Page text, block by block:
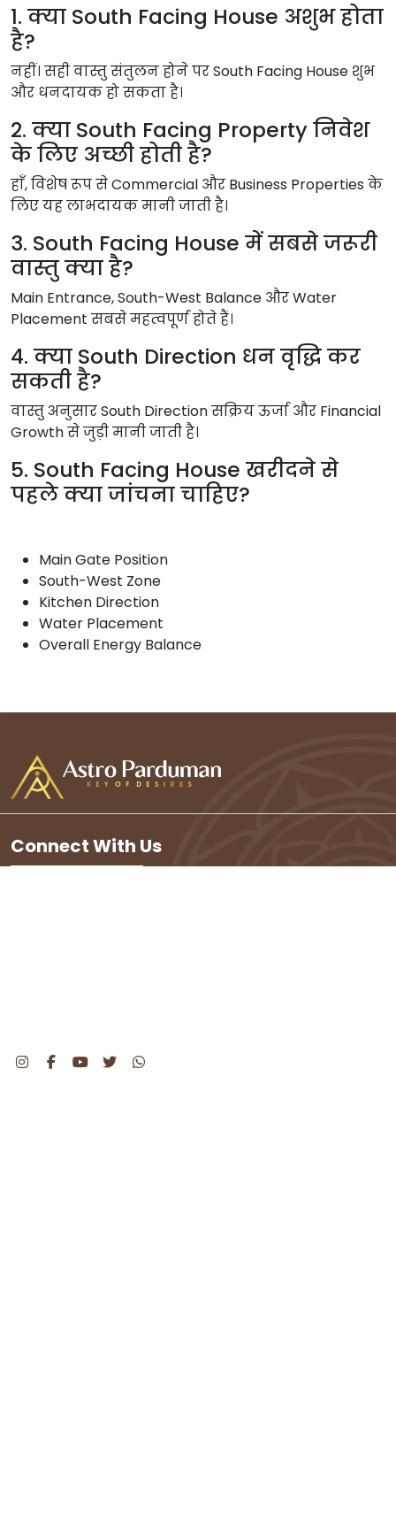
1. क्या South Facing House अशुभ होता
है?
नहीं। सही वास्तु संतुलन होने पर South Facing House शुभ
और धनदायक हो सकता है।
2. क्या South Facing Property निवेश
के लिए अच्छी होती है?
हाँ, विशेष रूप से Commercial और Business Properties के
लिए यह लाभदायक मानी जाती है।
3. South Facing House में सबसे जरूरी
वास्तु क्या है?
Main Entrance, South-West Balance और Water
Placement सबसे महत्वपूर्ण होते हैं।
4. क्या South Direction धन वृद्धि कर
सकती है?
वास्तु अनुसार South Direction सक्रिय ऊर्जा और Financial
Growth से जुड़ी मानी जाती है।
5. South Facing House खरीदने से
पहले क्या जांचना चाहिए?
Main Gate Position
South-West Zone
Kitchen Direction
Water Placement
Overall Energy Balance
Connect With Us